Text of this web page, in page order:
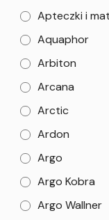
Apteczki i
Aquaphor
Arbiton
Arcana
Arctic
Ardon
Argo
Argo Kobra
Argo Wallner